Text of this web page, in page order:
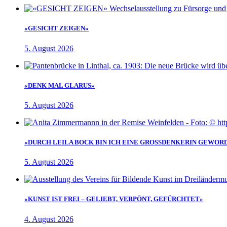
«GESICHT ZEIGEN»
5. August 2026
«DENK MAL GLARUS»
5. August 2026
«DURCH LEILA BOCK BIN ICH EINE GROSSDENKERIN
5. August 2026
«KUNST IST FREI – GELIEBT, VERPÖNT, GEFÜRCHTET»
4. August 2026